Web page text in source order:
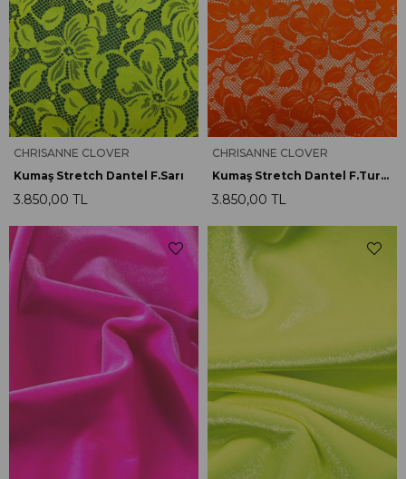
CHRISANNE CLOVER
Kumaş Stretch Dantel F.Sarı
3.850,00 TL
CHRISANNE CLOVER
Kumaş Stretch Dantel F.Turuncu
3.850,00 TL